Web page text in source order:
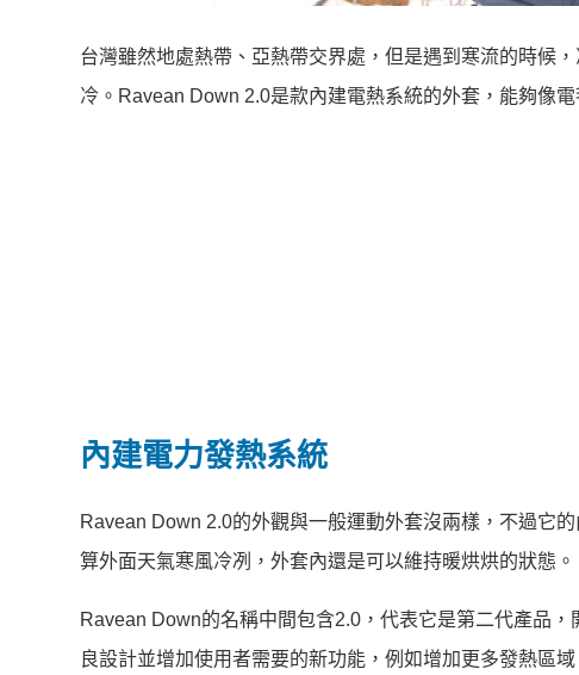
台灣雖然地處熱帶、亞熱帶交界處，但是遇到寒流的時候
冷。Ravean Down 2.0是款內建電熱系統的外套，能夠像
內建電力發熱系統
Ravean Down 2.0的外觀與一般運動外套沒兩樣，不過它
算外面天氣寒風冷冽，外套內還是可以維持暖烘烘的狀態。
Ravean Down的名稱中間包含2.0，代表它是第二代產品
良設計並增加使用者需要的新功能，例如增加更多發熱區